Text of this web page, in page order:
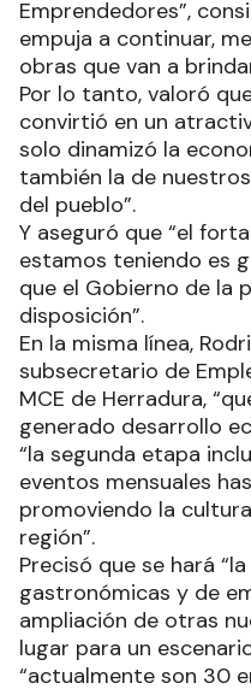
Emprendedores”,
empuja a continuar,
obras que van a
Por lo tanto, valoró
convirtió en un
solo dinamizó la
también la de
del pueblo”.
Y aseguró que “el
estamos teniendo es
que el Gobierno de la
disposición”.
En la misma línea,
subsecretario de
MCE de Herradura,
generado desarrollo
“la segunda etapa
eventos mensuales
promoviendo la
región”.
Precisó que se hará
gastronómicas y de
ampliación de otras
lugar para un
“actualmente son 30